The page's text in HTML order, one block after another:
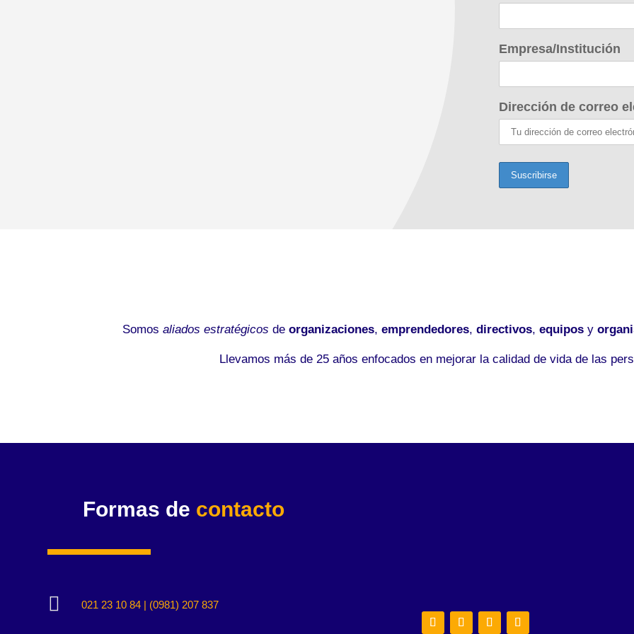
Empresa/Institución
Dirección de correo
Somos aliados estratégicos de organizaciones, emprendedores, directivos, equiposy
Llevamos más de 25 años enfocados en mejorar la calidad de vida de las
Formas de contacto
 021 23 10 84 | (0981) 207 837